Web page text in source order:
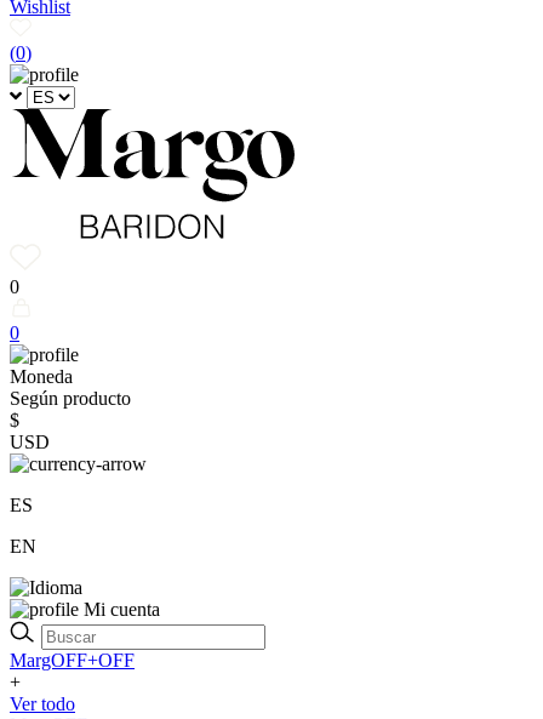
Wishlist
(0)
0
0
Moneda
Según producto
$
USD
ES
EN
Mi cuenta
MargOFF+OFF
+
Ver todo